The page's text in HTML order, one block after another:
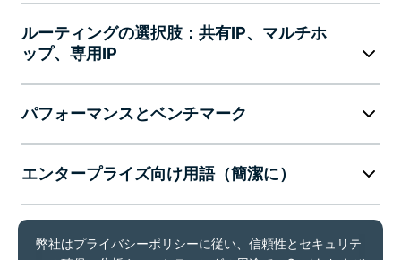
ルーティングの選択肢：共有IP、マルチホ
ップ、専用IP
パフォーマンスとベンチマーク
エンタープライズ向け用語（簡潔に）